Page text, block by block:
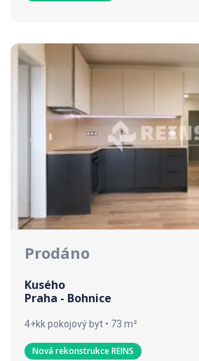
Prodáno
Kusého
Praha - Bohnice
4+kk pokojový byt • 73 m²
Nová rekonstrukce REINS